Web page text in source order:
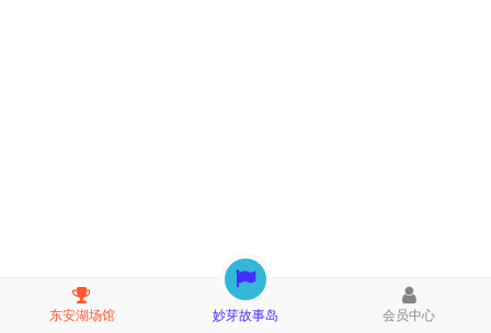
东安湖场馆 妙芽故事岛 会员中心